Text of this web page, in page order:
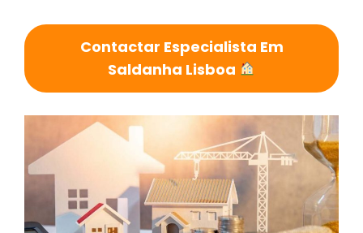
Contactar Especialista Em
Saldanha Lisboa